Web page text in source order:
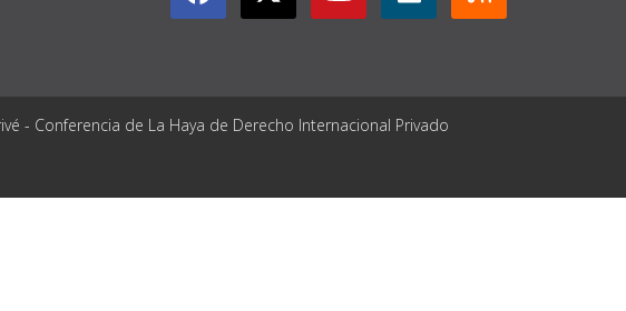
- Conferencia de La Haya de Derecho Internacional Privado